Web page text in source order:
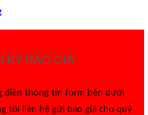
KÝ BÁO GIÁ
điền thông tin form bên dưới
tôi liên hệ gửi báo giá cho quý